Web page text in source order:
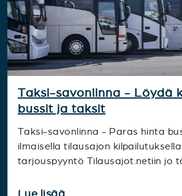
Taksi-savonlinna - Löydä
bussit ja taksit
Taksi-savonlinna - Paras hinta
ilmaisella tilausajon
tarjouspyyntö Tilausajot.netiin jo
Lue lisää...